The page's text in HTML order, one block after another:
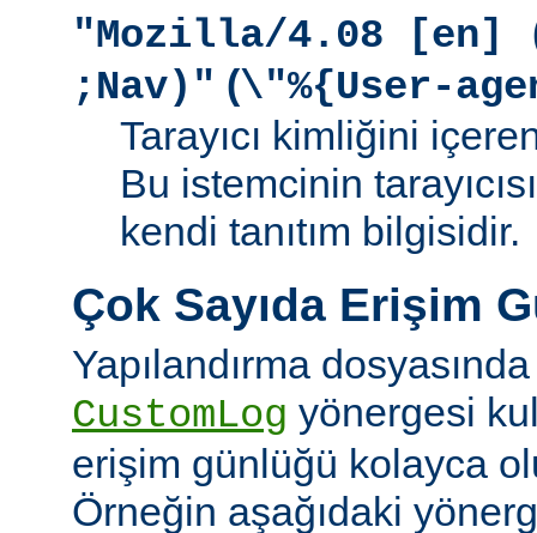
"Mozilla/4.08 [en]
;Nav)" (\"%{User-
Tarayıcı kimliğini
Bu istemcinin
kendi tanıtım bilgisidir.
Çok Sayıda Erişim
Yapılandırma
CustomLog yönergesi
erişim günlüğü kolayca
Örneğin aşağıdaki